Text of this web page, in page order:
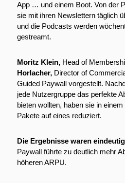
App … und einem Boot. Von der
sie mit ihren Newslettern täglich
und die Podcasts werden
gestreamt.
Moritz Klein, Head of
Horlacher, Director of
Guided Paywall vorgestellt.
jede Nutzergruppe das perfekte
bieten wollten, haben sie in
Pakete auf eines reduziert.
Die Ergebnisse waren
Paywall führte zu deutlich mehr
höheren ARPU.